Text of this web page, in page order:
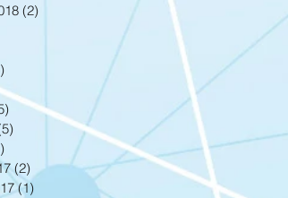
(2)
entradas
5 entradas
5 entradas
(2) 2 entradas
(1)